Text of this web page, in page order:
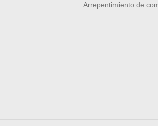
Arrepentimiento de